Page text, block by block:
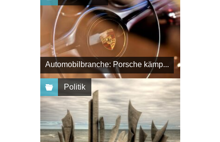
Automobilbranche: Porsche kämp...
Politik